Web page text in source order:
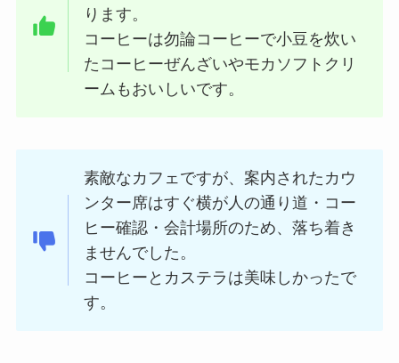
ります。
コーヒーは勿論コーヒーで小豆を炊い
たコーヒーぜんざいやモカソフトクリ
ームもおいしいです。
素敵なカフェですが、案内されたカウ
ンター席はすぐ横が人の通り道・コー
ヒー確認・会計場所のため、落ち着き
ませんでした。
コーヒーとカステラは美味しかったで
す。